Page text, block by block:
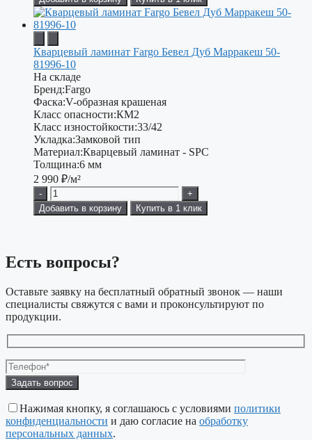
Кварцевый ламинат Fargo Бевел Дуб Марракеш 50-
81996-10
На складе
Бренд:Fargo
Фаска:V-образная крашеная
Класс опасности:КМ2
Класс изностойкости:33/42
Укладка:Замковой тип
Материал:Кварцевый ламинат - SPC
Толщина:6 мм
2 990 ₽/м²
-
+
Добавить в корзину
Купить в 1 клик
Есть вопросы?
Оставьте заявку на бесплатный обратный звонок — наши
специалисты свяжутся с вами и проконсультируют по
продукции.
Оставьте
это
поле
пустым.
Нажимая кнопку, я соглашаюсь с условиями политики
конфиденциальности и даю согласие на обработку
персональных данных.